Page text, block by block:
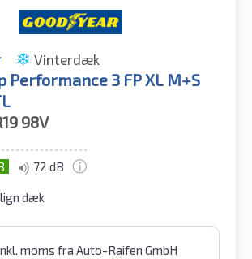
Vinterdæk
Performance 3 FP XL M+S
98V
72 dB
dæk
moms fra Auto-Raifen GmbH